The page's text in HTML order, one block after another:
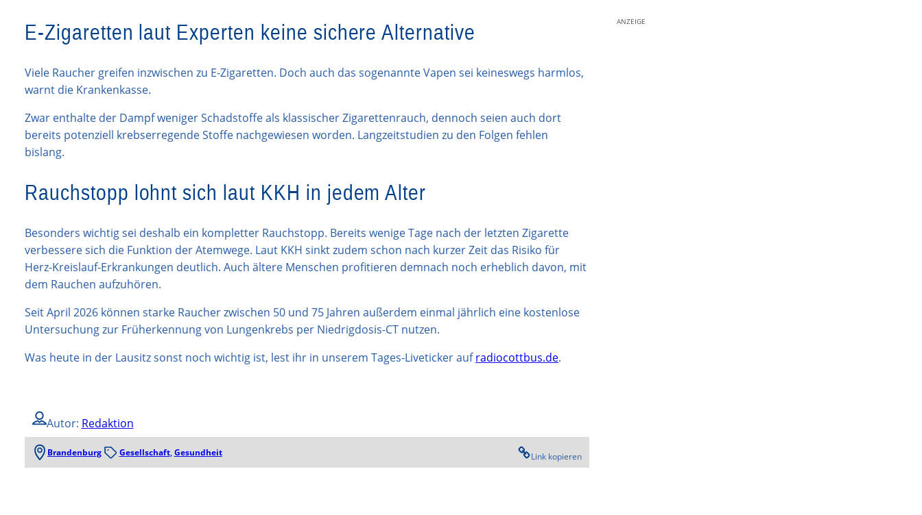
E-Zigaretten laut Experten keine sichere Alternative
Viele Raucher greifen inzwischen zu E-Zigaretten. Doch auch das sogenannte Vapen sei keineswegs harmlos,
warnt die Krankenkasse.
Zwar enthalte der Dampf weniger Schadstoffe als klassischer Zigarettenrauch, dennoch seien auch dort
bereits potenziell krebserregende Stoffe nachgewiesen worden. Langzeitstudien zu den Folgen fehlen
bislang.
Rauchstopp lohnt sich laut KKH in jedem Alter
Besonders wichtig sei deshalb ein kompletter Rauchstopp. Bereits wenige Tage nach der letzten Zigarette
verbessere sich die Funktion der Atemwege. Laut KKH sinkt zudem schon nach kurzer Zeit das Risiko für
Herz-Kreislauf-Erkrankungen deutlich. Auch ältere Menschen profitieren demnach noch erheblich davon, mit
dem Rauchen aufzuhören.
Seit April 2026 können starke Raucher zwischen 50 und 75 Jahren außerdem einmal jährlich eine kostenlose
Untersuchung zur Früherkennung von Lungenkrebs per Niedrigdosis-CT nutzen.
Was heute in der Lausitz sonst noch wichtig ist, lest ihr in unserem Tages-Liveticker aufradiocottbus.de.
Autor: Redaktion
Brandenburg Gesellschaft, Gesundheit Link kopieren